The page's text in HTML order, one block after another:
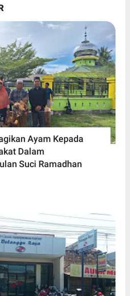
Ayam Kepada
Dalam
Suci Ramadhan